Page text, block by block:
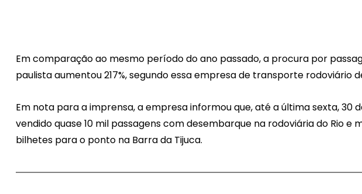
Em comparação ao mesmo período do ano passado, a procura por
paulista aumentou 217%, segundo essa empresa de transporte rodoviário
Em nota para a imprensa, a empresa informou que, até a última sexta, 30
vendido quase 10 mil passagens com desembarque na rodoviária do Rio e
bilhetes para o ponto na Barra da Tijuca.